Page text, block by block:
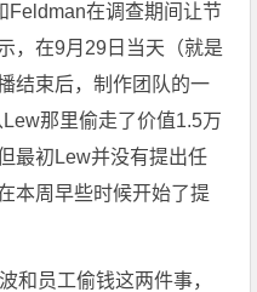
Feldman在调查期间让节
，在9月29日当天（就是
结束后，制作团队的一
那里偷走了价值1.5万
最初Lew并没有提出任
本周早些时候开始了提
和员工偷钱这两件事，